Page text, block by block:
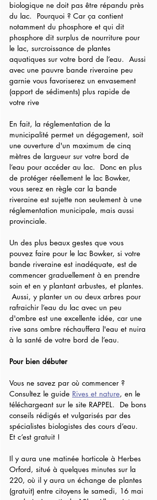
biologique ne doit pas être répandu près
du lac.  Pourquoi ? Car ça contient
notamment du phosphore et qui dit
phosphore dit surplus de nourriture pour
le lac, surcroissance de plantes
aquatiques sur votre bord de l’eau.  Aussi
avec une pauvre bande riveraine peu
garnie vous favoriserez un envasement
(apport de sédiments) plus rapide de
votre rive
En fait, la réglementation de la
municipalité permet un dégagement, soit
une ouverture d'un maximum de cinq
mètres de largueur sur votre bord de
l’eau pour accéder au lac.  Donc en plus
de protéger réellement le lac Bowker,
vous serez en règle car la bande
riveraine est sujette non seulement à une
réglementation municipale, mais aussi
provinciale.
Un des plus beaux gestes que vous
pouvez faire pour le lac Bowker, si votre
bande riveraine est inadéquate, est de
commencer graduellement à en prendre
soin et en y plantant arbustes, et plantes.
Aussi, y planter un ou deux arbres pour
rafraichir l’eau du lac avec un peu
d'ombre est une excellente idée, car une
rive sans ombre réchauffera l'eau et nuira
à la santé de votre bord de l’eau.
Pour bien débuter
Vous ne savez par où commencer ?
Consultez le guide Rives et nature, en le
téléchargeant sur le site RAPPEL.  De bons
conseils rédigés et vulgarisés par des
spécialistes biologistes des cours d’eau.
Et c’est gratuit !
Il y aura une matinée horticole à Herbes
Orford, situé à quelques minutes sur la
220, où il y aura un échange de plantes
(gratuit) entre citoyens le samedi, 16 mai